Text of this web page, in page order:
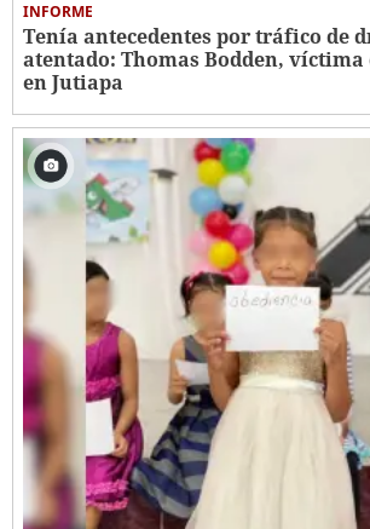
INFORME
Tenía antecedentes por tráfico de
atentado: Thomas Bodden, víctima
en Jutiapa